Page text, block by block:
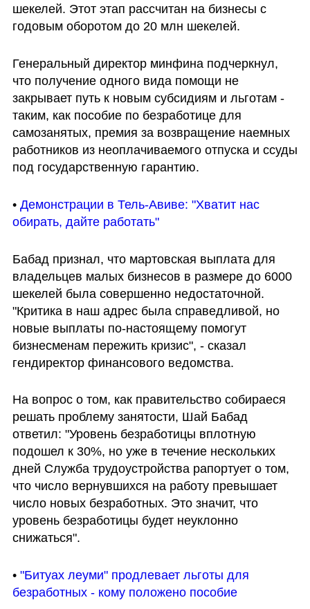
шекелей. Этот этап рассчитан на бизнесы с
годовым оборотом до 20 млн шекелей.
Генеральный директор минфина подчеркнул,
что получение одного вида помощи не
закрывает путь к новым субсидиям и льготам -
таким, как пособие по безработице для
самозанятых, премия за возвращение наемных
работников из неоплачиваемого отпуска и ссуды
под государственную гарантию.
• Демонстрации в Тель-Авиве: "Хватит нас
обирать, дайте работать"
Бабад признал, что мартовская выплата для
владельцев малых бизнесов в размере до 6000
шекелей была совершенно недостаточной.
"Критика в наш адрес была справедливой, но
новые выплаты по-настоящему помогут
бизнесменам пережить кризис", - сказал
гендиректор финансового ведомства.
На вопрос о том, как правительство собираеся
решать проблему занятости, Шай Бабад
ответил: "Уровень безработицы вплотную
подошел к 30%, но уже в течение нескольких
дней Служба трудоустройства рапортует о том,
что число вернувшихся на работу превышает
число новых безработных. Это значит, что
уровень безработицы будет неуклонно
снижаться".
• "Битуах леуми" продлевает льготы для
безработных - кому положено пособие